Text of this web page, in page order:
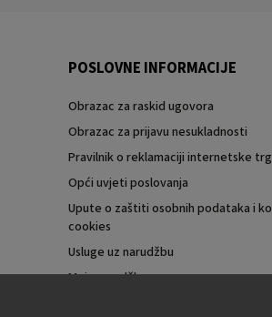
POSLOVNE INFORMACIJE
Obrazac za raskid ugovora
Obrazac za prijavu nesukladnosti
Pravilnik o reklamaciji internetske
Opći uvjeti poslovanja
Upute o zaštiti osobnih podataka i
cookies
Usluge uz narudžbu
Moja narudžba